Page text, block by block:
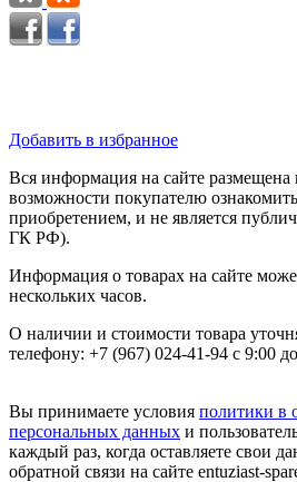
Добавить в избранное
Вся информация на сайте размещена
возможности покупателю
приобретением, и не является
ГК РФ).
Информация о товарах на сайте
нескольких часов.
О наличии и стоимости товара
телефону: +7 (967) 024-41-94 с 9:00
Вы принимаете условия политики в
персональных данных и
каждый раз, когда оставляете свои
обратной связи на сайте entuziast-